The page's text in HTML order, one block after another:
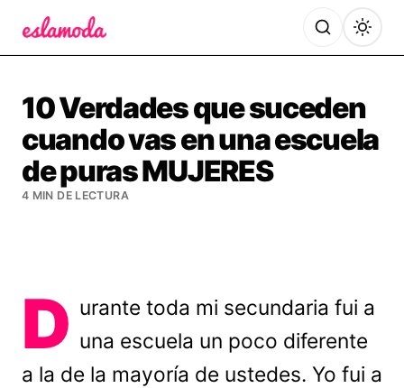
10 Verdades que suceden
cuando vas en una escuela
de puras MUJERES
4 MIN DE LECTURA
D urante toda mi secundaria fui a
una escuela un poco diferente
a la de la mayoría de ustedes. Yo fui a